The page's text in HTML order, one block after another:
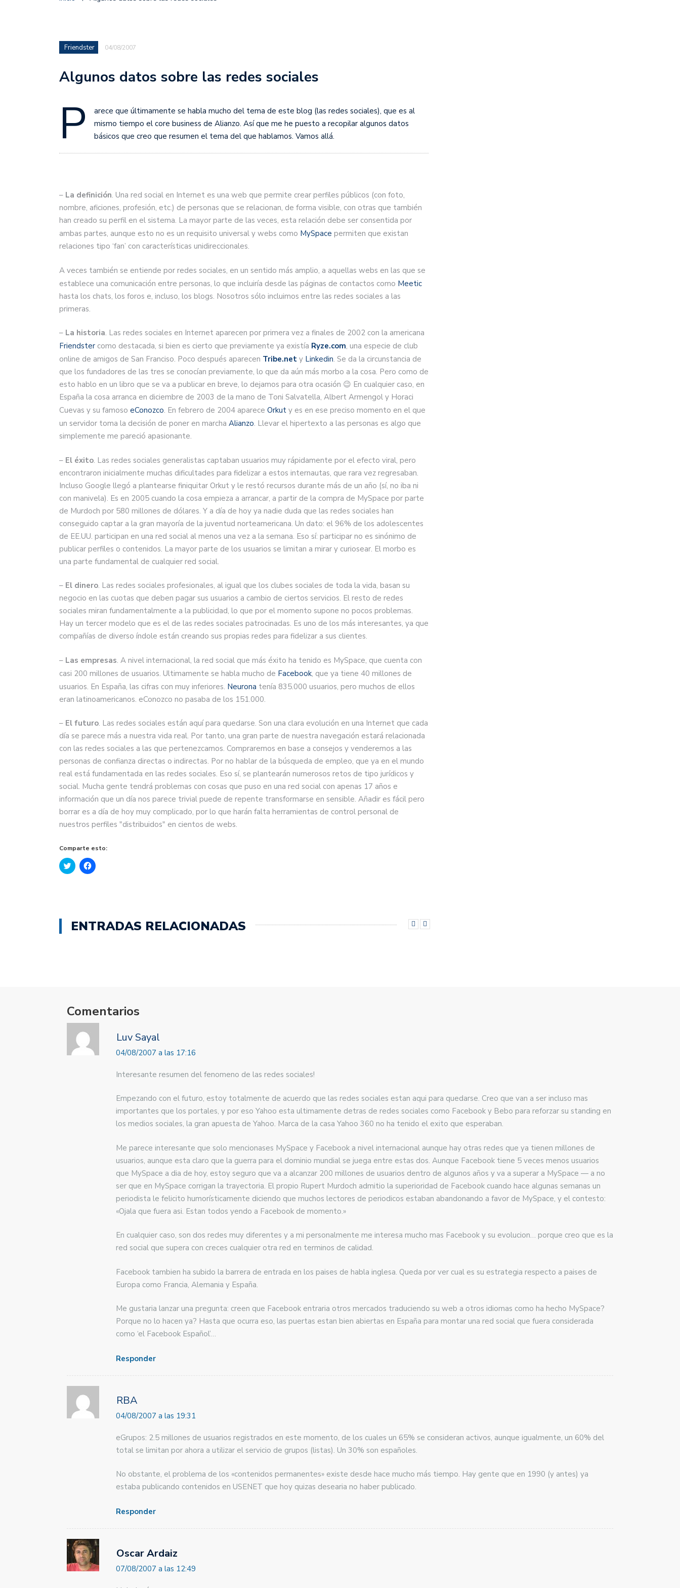
Friendster 04/08/2007
Algunos datos sobre las redes sociales
P
arece que últimamente se habla mucho del tema de este blog (las redes sociales), que es al
mismo tiempo el core business de Alianzo. Así que me he puesto a recopilar algunos datos
básicos que creo que resumen el tema del que hablamos. Vamos allá.
– La definición. Una red social en Internet es una web que permite crear perfiles públicos (con foto,
nombre, aficiones, profesión, etc.) de personas que se relacionan, de forma visible, con otras que también
han creado su perfil en el sistema. La mayor parte de las veces, esta relación debe ser consentida por
ambas partes, aunque esto no es un requisito universal y webs como MySpace permiten que existan
relaciones tipo ‘fan’ con características unidireccionales.
A veces también se entiende por redes sociales, en un sentido más amplio, a aquellas webs en las que se
establece una comunicación entre personas, lo que incluiría desde las páginas de contactos como Meetic
hasta los chats, los foros e, incluso, los blogs. Nosotros sólo incluimos entre las redes sociales a las
primeras.
– La historia. Las redes sociales en Internet aparecen por primera vez a finales de 2002 con la americana
Friendster como destacada, si bien es cierto que previamente ya existía Ryze.com, una especie de club
online de amigos de San Franciso. Poco después aparecen Tribe.net y Linkedin. Se da la circunstancia de
que los fundadores de las tres se conocían previamente, lo que da aún más morbo a la cosa. Pero como de
esto hablo en un libro que se va a publicar en breve, lo dejamos para otra ocasión 😉 En cualquier caso, en
España la cosa arranca en diciembre de 2003 de la mano de Toni Salvatella, Albert Armengol y Horaci
Cuevas y su famoso eConozco. En febrero de 2004 aparece Orkut y es en ese preciso momento en el que
un servidor toma la decisión de poner en marcha Alianzo. Llevar el hipertexto a las personas es algo que
simplemente me pareció apasionante.
– El éxito. Las redes sociales generalistas captaban usuarios muy rápidamente por el efecto viral, pero
encontraron inicialmente muchas dificultades para fidelizar a estos internautas, que rara vez regresaban.
Incluso Google llegó a plantearse finiquitar Orkut y le restó recursos durante más de un año (sí, no iba ni
con manivela). Es en 2005 cuando la cosa empieza a arrancar, a partir de la compra de MySpace por parte
de Murdoch por 580 millones de dólares. Y a día de hoy ya nadie duda que las redes sociales han
conseguido captar a la gran mayoría de la juventud norteamericana. Un dato: el 96% de los adolescentes
de EE.UU. participan en una red social al menos una vez a la semana. Eso sí: participar no es sinónimo de
publicar perfiles o contenidos. La mayor parte de los usuarios se limitan a mirar y curiosear. El morbo es
una parte fundamental de cualquier red social.
– El dinero. Las redes sociales profesionales, al igual que los clubes sociales de toda la vida, basan su
negocio en las cuotas que deben pagar sus usuarios a cambio de ciertos servicios. El resto de redes
sociales miran fundamentalmente a la publicidad, lo que por el momento supone no pocos problemas.
Hay un tercer modelo que es el de las redes sociales patrocinadas. Es uno de los más interesantes, ya que
compañías de diverso índole están creando sus propias redes para fidelizar a sus clientes.
– Las empresas. A nivel internacional, la red social que más éxito ha tenido es MySpace, que cuenta con
casi 200 millones de usuarios. Ultimamente se habla mucho de Facebook, que ya tiene 40 millones de
usuarios. En España, las cifras con muy inferiores. Neurona tenía 835.000 usuarios, pero muchos de ellos
eran latinoamericanos. eConozco no pasaba de los 151.000.
– El futuro. Las redes sociales están aquí para quedarse. Son una clara evolución en una Internet que cada
día se parece más a nuestra vida real. Por tanto, una gran parte de nuestra navegación estará relacionada
con las redes sociales a las que pertenezcamos. Compraremos en base a consejos y venderemos a las
personas de confianza directas o indirectas. Por no hablar de la búsqueda de empleo, que ya en el mundo
real está fundamentada en las redes sociales. Eso sí, se plantearán numerosos retos de tipo jurídicos y
social. Mucha gente tendrá problemas con cosas que puso en una red social con apenas 17 años e
información que un día nos parece trivial puede de repente transformarse en sensible. Añadir es fácil pero
borrar es a día de hoy muy complicado, por lo que harán falta herramientas de control personal de
nuestros perfiles "distribuidos" en cientos de webs.
Comparte esto:
Haz
clic
una
ventana
Haz
clic
una
ventana
ENTRADAS RELACIONADAS
Comentarios
Luv Sayal
04/08/2007 a las 17:16
Interesante resumen del fenomeno de las redes sociales!
Empezando con el futuro, estoy totalmente de acuerdo que las redes sociales estan aqui para quedarse. Creo que van a ser incluso mas
importantes que los portales, y por eso Yahoo esta ultimamente detras de redes sociales como Facebook y Bebo para reforzar su standing en
los medios sociales, la gran apuesta de Yahoo. Marca de la casa Yahoo 360 no ha tenido el exito que esperaban.
Me parece interesante que solo mencionases MySpace y Facebook a nivel internacional aunque hay otras redes que ya tienen millones de
usuarios, aunque esta claro que la guerra para el dominio mundial se juega entre estas dos. Aunque Facebook tiene 5 veces menos usuarios
que MySpace a dia de hoy, estoy seguro que va a alcanzar 200 millones de usuarios dentro de algunos años y va a superar a MySpace — a no
ser que en MySpace corrigan la trayectoria. El propio Rupert Murdoch admitio la superioridad de Facebook cuando hace algunas semanas un
periodista le felicito humorísticamente diciendo que muchos lectores de periodicos estaban abandonando a favor de MySpace, y el contesto:
«Ojala que fuera asi. Estan todos yendo a Facebook de momento.»
En cualquier caso, son dos redes muy diferentes y a mi personalmente me interesa mucho mas Facebook y su evolucion… porque creo que es la
red social que supera con creces cualquier otra red en terminos de calidad.
Facebook tambien ha subido la barrera de entrada en los paises de habla inglesa. Queda por ver cual es su estrategia respecto a paises de
Europa como Francia, Alemania y España.
Me gustaria lanzar una pregunta: creen que Facebook entraria otros mercados traduciendo su web a otros idiomas como ha hecho MySpace?
Porque no lo hacen ya? Hasta que ocurra eso, las puertas estan bien abiertas en España para montar una red social que fuera considerada
como ‘el Facebook Español’…
Responder
RBA
04/08/2007 a las 19:31
eGrupos: 2.5 millones de usuarios registrados en este momento, de los cuales un 65% se consideran activos, aunque igualmente, un 60% del
total se limitan por ahora a utilizar el servicio de grupos (listas). Un 30% son españoles.
No obstante, el problema de los «contenidos permanentes» existe desde hace mucho más tiempo. Hay gente que en 1990 (y antes) ya
estaba publicando contenidos en USENET que hoy quizas desearia no haber publicado.
Responder
Oscar Ardaiz
07/08/2007 a las 12:49